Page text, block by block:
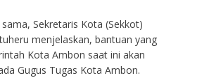
Sekretaris Kota (Sekkot)
menjelaskan, bantuan yang
Kota Ambon saat ini akan
Gugus Tugas Kota Ambon.